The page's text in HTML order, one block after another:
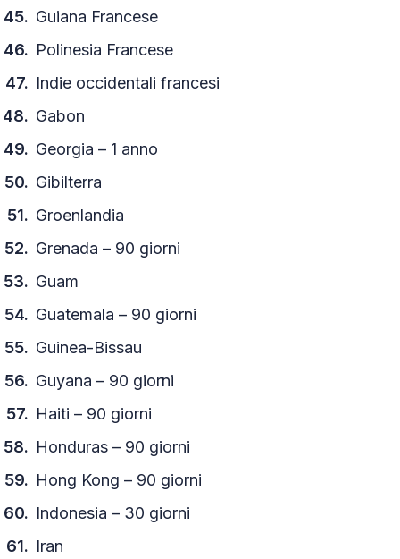
Guiana Francese
Polinesia Francese
Indie occidentali francesi
Gabon
Georgia – 1 anno
Gibilterra
Groenlandia
Grenada – 90 giorni
Guam
Guatemala – 90 giorni
Guinea-Bissau
Guyana – 90 giorni
Haiti – 90 giorni
Honduras – 90 giorni
Hong Kong – 90 giorni
Indonesia – 30 giorni
Iran